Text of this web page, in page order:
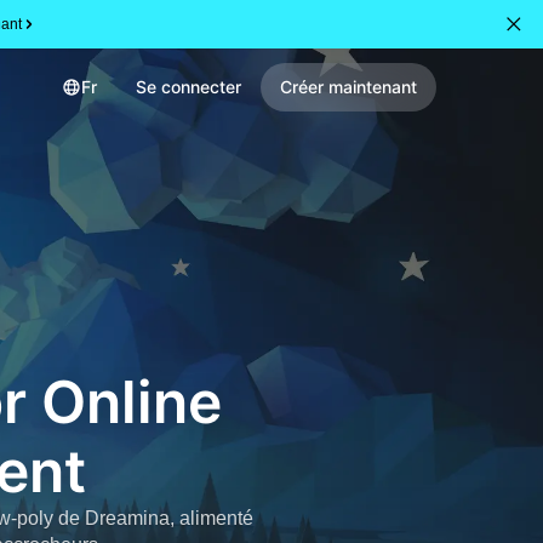
Fr Se connecter Créer maintenant
Online
poly de Dreamina, alimenté